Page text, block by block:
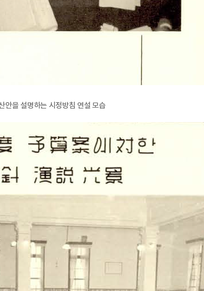
안을 설명하는 시정방침 연설 모습